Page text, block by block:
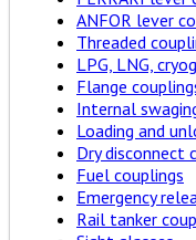
ANFOR lever
Threaded
LPG, LNG,
Flange
Internal
Loading and
Dry disconnect
Fuel couplings
Emergency
Rail tanker